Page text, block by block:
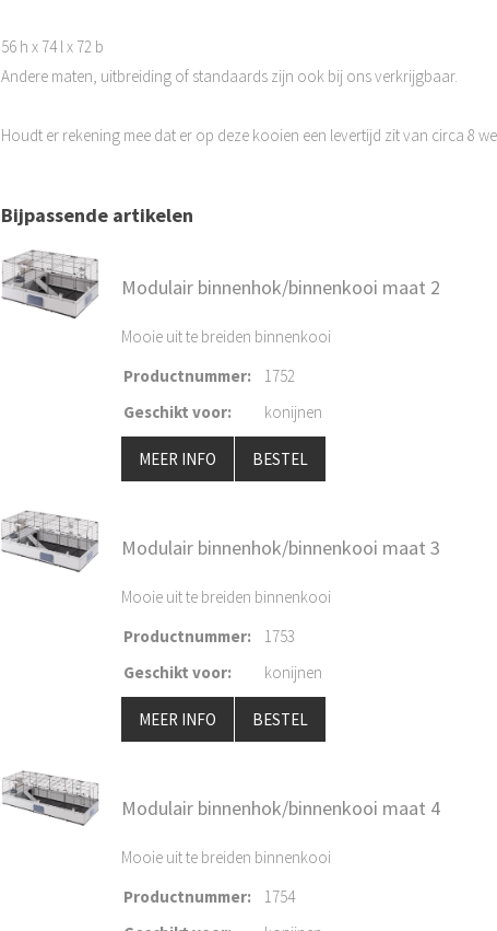
56 h x 74 l x 72 b
Andere maten, uitbreiding of standaards zijn ook bij ons verkrijgbaar.
Houdt er rekening mee dat er op deze kooien een levertijd zit van circa 8
Bijpassende artikelen
Modulair binnenhok/binnenkooi maat 2
Mooie uit te breiden binnenkooi
Productnummer:
1752
Geschikt voor: konijnen
MEER INFO BESTEL
Modulair binnenhok/binnenkooi maat 3
Mooie uit te breiden binnenkooi
Productnummer:
1753
Geschikt voor: konijnen
MEER INFO BESTEL
Modulair binnenhok/binnenkooi maat 4
Mooie uit te breiden binnenkooi
Productnummer:
1754